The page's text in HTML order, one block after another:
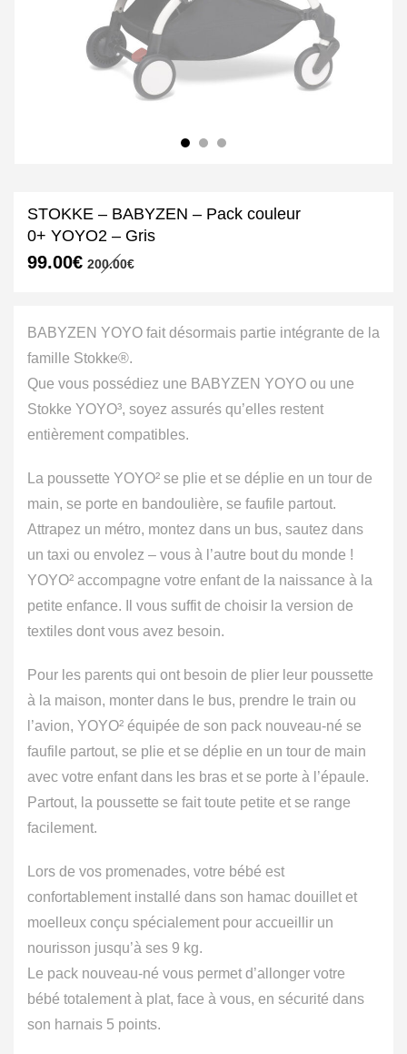
STOKKE – BABYZEN – Pack couleur
0+ YOYO2 – Gris
200.00€Le
200.00€.
99.00€ Le
99.00€.
BABYZEN YOYO fait désormais partie intégrante de la
famille Stokke®.
Que vous possédiez une BABYZEN YOYO ou une
Stokke YOYO³, soyez assurés qu’elles restent
entièrement compatibles.
La poussette YOYO² se plie et se déplie en un tour de
main, se porte en bandoulière, se faufile partout.
Attrapez un métro, montez dans un bus, sautez dans
un taxi ou envolez – vous à l’autre bout du monde !
YOYO² accompagne votre enfant de la naissance à la
petite enfance. Il vous suffit de choisir la version de
textiles dont vous avez besoin.
Pour les parents qui ont besoin de plier leur poussette
à la maison, monter dans le bus, prendre le train ou
l’avion, YOYO² équipée de son pack nouveau-né se
faufile partout, se plie et se déplie en un tour de main
avec votre enfant dans les bras et se porte à l’épaule.
Partout, la poussette se fait toute petite et se range
facilement.
Lors de vos promenades, votre bébé est
confortablement installé dans son hamac douillet et
moelleux conçu spécialement pour accueillir un
nourisson jusqu’à ses 9 kg.
Le pack nouveau-né vous permet d’allonger votre
bébé totalement à plat, face à vous, en sécurité dans
son harnais 5 points.